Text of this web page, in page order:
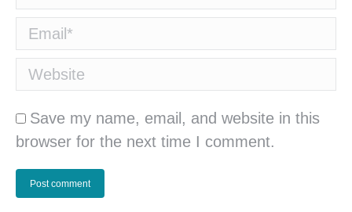
Email *
Website
Save my name, email, and website in this
browser for the next time I comment.
Post comment